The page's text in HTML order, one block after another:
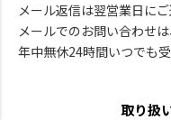
メール返信は翌営業日にご
メールでのお問い合わせは
年中無休24時間いつでも受
取り扱